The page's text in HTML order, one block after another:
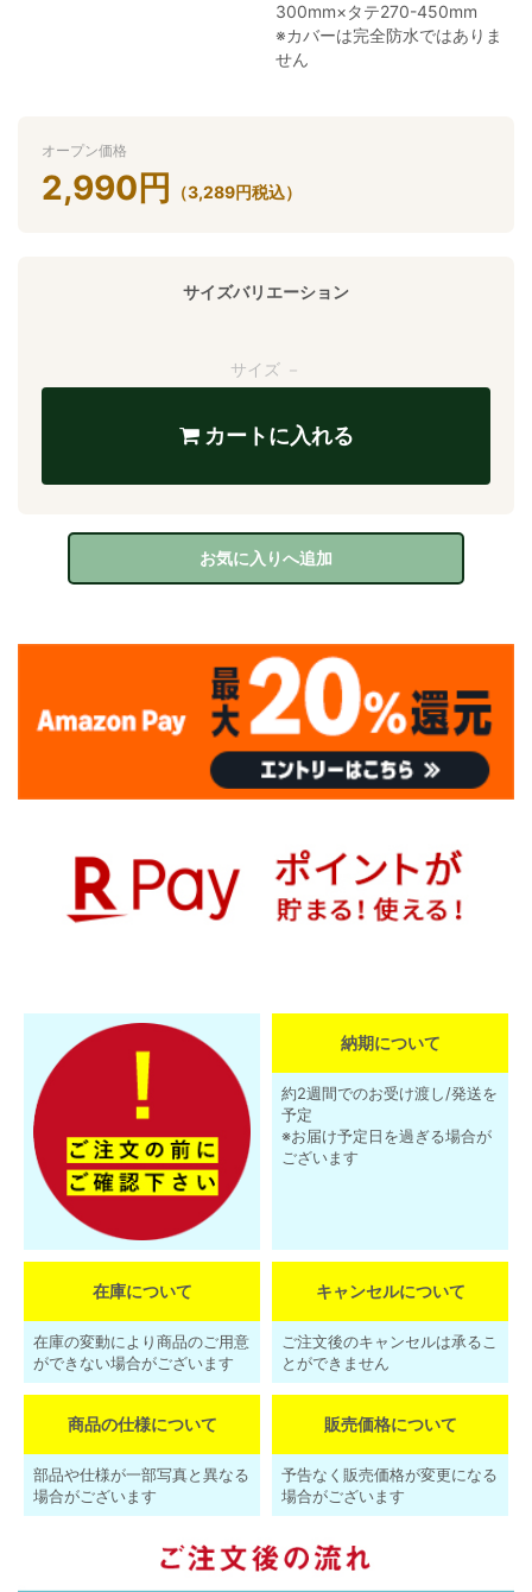
300mm×タテ270-450mm
※カバーは完全防水ではありま
せん
オープン価格
2,990 円 （3,289円税込）
サイズバリエーション
サイズ －
カートに入れる
お気に入りへ追加
納期について
約2週間でのお受け渡し/発送を
予定
※お届け予定日を過ぎる場合が
ございます
在庫について
在庫の変動により商品のご用意
ができない場合がございます
キャンセルについて
ご注文後のキャンセルは承るこ
とができません
商品の仕様について
部品や仕様が一部写真と異なる
場合がございます
販売価格について
予告なく販売価格が変更になる
場合がございます